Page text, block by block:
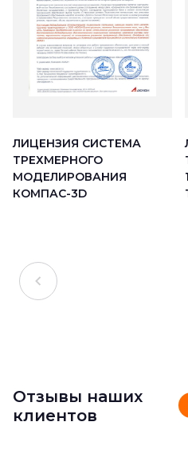
ЛИЦЕНЗИЯ СИСТЕМА
ТРЕХМЕРНОГО
МОДЕЛИРОВАНИЯ
КОМПАС-3D
Отзывы наших
клиентов